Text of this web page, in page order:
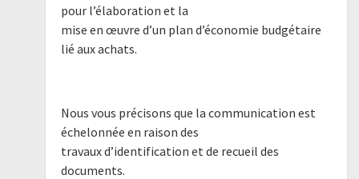
pour l’élaboration et la
mise en œuvre d’un plan d’économie budgétaire
lié aux achats.
Nous vous précisons que la communication est
échelonnée en raison des
travaux d’identification et de recueil des
documents.